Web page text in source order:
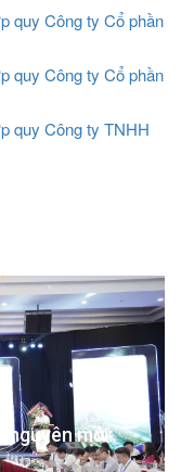
quy Công ty Cổ phần
quy Công ty Cổ phần
quy Công ty TNHH
mới: